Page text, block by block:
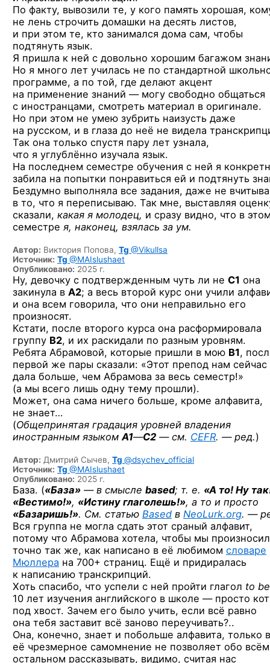
По факту, вывозили те, у кого память хорошая,
не лень строчить домашки на десять листов,
и при этом те, кто занимался дома сам, чтобы
подтянуть язык.
Я пришла к ней с довольно хорошим багажом
Но я много лет училась не по стандартной
программе, а по той, где делают акцент
на применение знаний — могу свободно общаться
с иностранцами, смотреть материал в оригинале.
Но при этом не умею зубрить наизусть даже
на русском, и в глаза до неё не видела
Так она только спустя пару лет узнала,
что я углублённо изучала язык.
На последнем семестре обучения с ней я
забила на попытки понравиться ей и подтянуть
Бездумно выполняла все задания, даже не
в то, что я переписываю. Так мне, выставляя
сказали, какая я молодец, и сразу видно, что в
семестре я, наконец, взялась за ум.
Автор: Виктория Попова, Tg @Vikullsa
Источник: Tg @MAIslushaet
Опубликовано: 2025 г.
Ну, девочку с подтвержденным чуть ли не C1 она
закинула в A2; а весь второй курс они учили
и она всем говорила, что они неправильно его
произносят.
Кстати, после второго курса она расформировала
группу B2, и их раскидали по разным уровням.
Ребята Абрамовой, которые пришли в мою B1,
первой же пары сказали: «Этот препод нам сейчас
дала больше, чем Абрамова за весь семестр!»
(а мы всего лишь одну тему прошли).
Может, она сама ничего больше, кроме алфавита,
не знает…
(Общепринятая градация уровней владения
иностранным языкомA1—C2 —см. CEFR. — ред.)
Автор: Дмитрий Сычев, Tg @dsychev_official
Источник: Tg @MAIslushaet
Опубликовано: 2025 г.
База. («База» — в смысле based; т. е. «А то! Ну
«Вестимо!», «Истину глаголешь!», а то и просто
«Базаришь!». См. статью Based в NeoLurk.org. —
Вся группа не могла сдать этот сраный алфавит,
потому что Абрамова хотела, чтобы мы
точно так же, как написано в её любимом словаре
Мюллера на 700+ страниц. Ещё и придиралась
к написанию транскрипций.
Хоть спасибо, что успели с ней пройти глагол to
10 лет изучения английского в школе — просто
под хвост. Зачем его было учить, если всё равно
она тебя заставит всё заново переучивать?..
Она, конечно, знает и побольше алфавита, только
её чрезмерное самомнение не позволяет обо всём
остальном рассказывать, видимо, считая нас